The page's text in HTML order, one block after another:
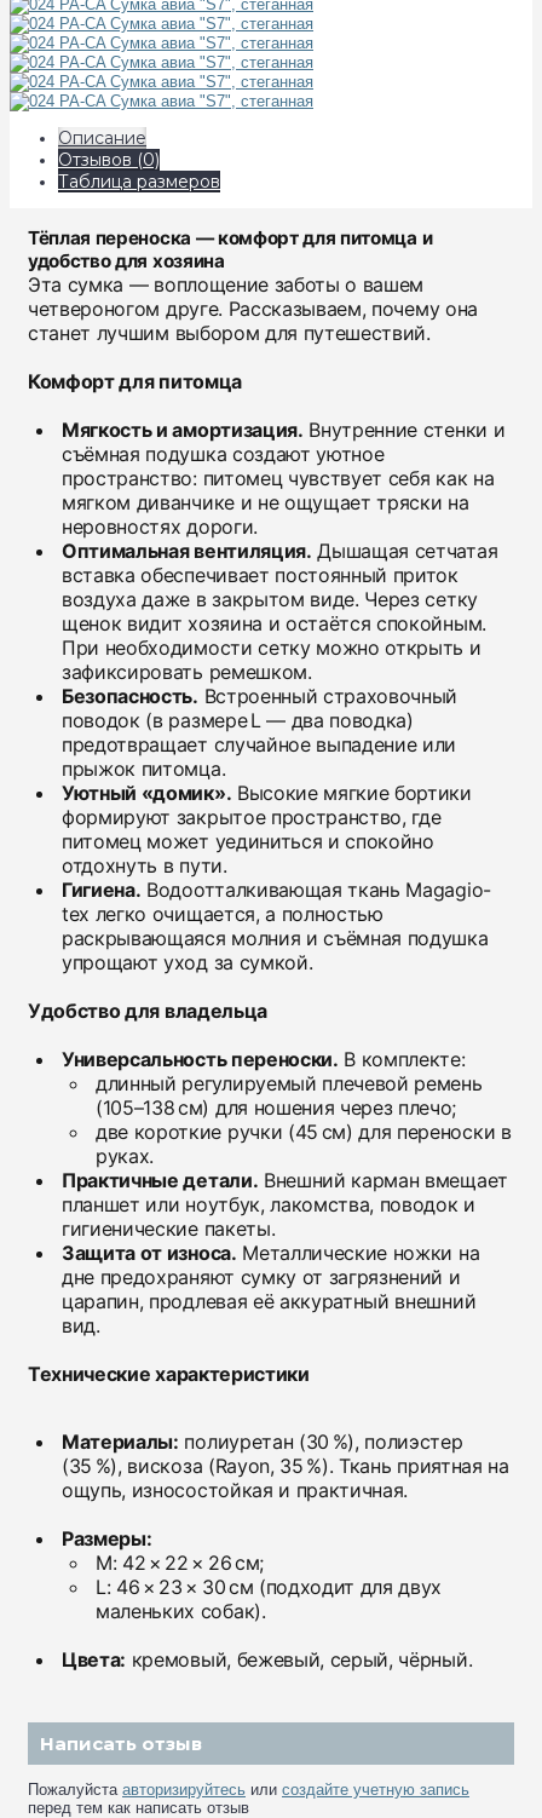
Описание
Отзывов (0)
Таблица размеров
Тёплая переноска — комфорт для питомца и
удобство для хозяина
Эта сумка — воплощение заботы о вашем
четвероногом друге. Рассказываем, почему она
станет лучшим выбором для путешествий.
Комфорт для питомца
Мягкость и амортизация. Внутренние стенки и
съёмная подушка создают уютное
пространство: питомец чувствует себя как на
мягком диванчике и не ощущает тряски на
неровностях дороги.
Оптимальная вентиляция. Дышащая сетчатая
вставка обеспечивает постоянный приток
воздуха даже в закрытом виде. Через сетку
щенок видит хозяина и остаётся спокойным.
При необходимости сетку можно открыть и
зафиксировать ремешком.
Безопасность. Встроенный страховочный
поводок (в размере L — два поводка)
предотвращает случайное выпадение или
прыжок питомца.
Уютный «домик». Высокие мягкие бортики
формируют закрытое пространство, где
питомец может уединиться и спокойно
отдохнуть в пути.
Гигиена. Водоотталкивающая ткань Magagio-
tex легко очищается, а полностью
раскрывающаяся молния и съёмная подушка
упрощают уход за сумкой.
Удобство для владельца
Универсальность переноски. В комплекте:
длинный регулируемый плечевой ремень
(105–138 см) для ношения через плечо;
две короткие ручки (45 см) для переноски в
руках.
Практичные детали. Внешний карман вмещает
планшет или ноутбук, лакомства, поводок и
гигиенические пакеты.
Защита от износа. Металлические ножки на
дне предохраняют сумку от загрязнений и
царапин, продлевая её аккуратный внешний
вид.
Технические характеристики
Материалы: полиуретан (30 %), полиэстер
(35 %), вискоза (Rayon, 35 %). Ткань приятная на
ощупь, износостойкая и практичная.
Размеры:
M: 42 × 22 × 26 см;
L: 46 × 23 × 30 см (подходит для двух
маленьких собак).
Цвета: кремовый, бежевый, серый, чёрный.
Написать отзыв
Пожалуйста авторизируйтесь или создайте учетную запись
перед тем как написать отзыв